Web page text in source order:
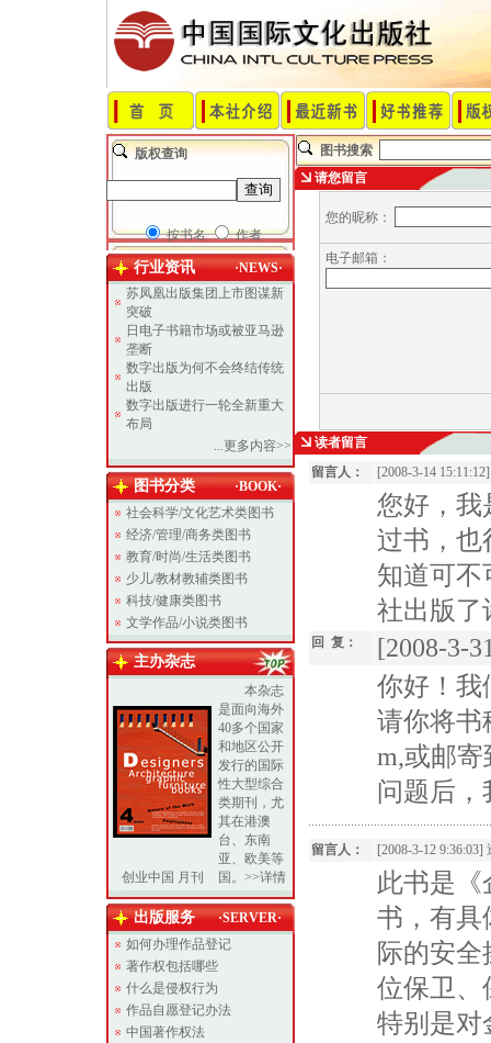
版权查询
按书名 作者
行业资讯
·NEWS·
苏凤凰出版集团上市图谋新
突破
日电子书籍市场或被亚马逊
垄断
数字出版为何不会终结传统
出版
数字出版进行一轮全新重大
布局
...更多内容>>
图书分类
·BOOK·
社会科学/文化艺术类图书
经济/管理/商务类图书
教育/时尚/生活类图书
少儿/教材教辅类图书
科技/健康类图书
文学作品/小说类图书
主办杂志
本杂志
是面向海外
40多个国家
和地区公开
发行的国际
性大型综合
类期刊，尤
其在港澳
台、东南
亚、欧美等
国。>>详情
创业中国 月刊
出版服务
·SERVER·
如何办理作品登记
著作权包括哪些
什么是侵权行为
作品自愿登记办法
中国著作权法
图书搜索
请您留言
您的昵称：
电子邮箱：
读者留言
留言人：
[2008-3-14
您好，我
过书，也
知道可不
社出版了
回 复：
[2008-3-
你好！我
请你将书
m,或邮
问题后，
留言人： [2008-3-12 9:36:03]
此书是
书，有具
际的安
位保卫、
特别是对